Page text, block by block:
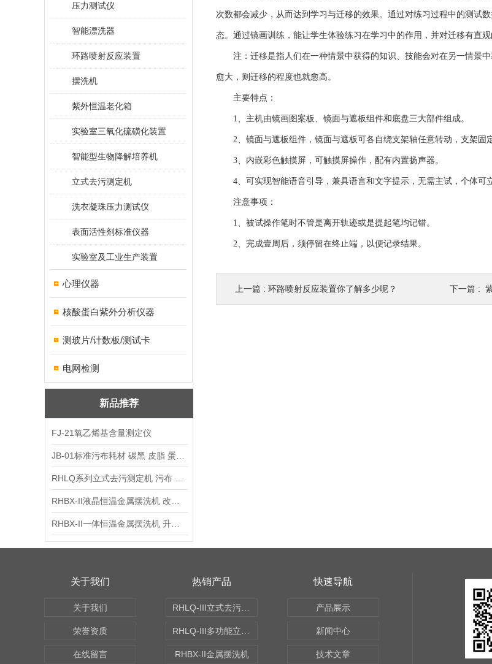
压力测试仪
智能漂洗器
环路喷射反应装置
摆洗机
紫外恒温老化箱
实验室三氧化硫磺化装置
智能型生物降解培养机
立式去污测定机
洗衣凝珠压力测试仪
表面活性剂标准仪器
实验室及工业生产装置
心理仪器
核酸蛋白紫外分析仪器
测玻片/计数板/测试卡
电网检测
新品推荐
FJ-21氧乙烯基含量测定仪
次数都会减少，从而达到学习与迁移的效果。通过对练习过程中的测试
态。通过镜画训练，能让学生体验练习在学习中的作用，并对迁移有直
注：迁移是指人们在一种情景中获得的知识、技能会对在另一情景中
愈大，则迁移的程度也就愈高。
主要特点：
1、主机由镜画图案板、镜面与遮板组件和底盘三大部件组成。
2、镜面与遮板组件，镜面与遮板可各自绕支架轴任意转动，支架固
3、内嵌彩色触摸屏，可触摸屏操作，配有内置扬声器。
4、可实现智能语音引导，兼具语言和文字提示，无需主试，个体可立
注意事项：
1、被试操作笔时不管是离开轨迹或是提起笔均记错。
2、完成壹周后，须停留在终止端，以便记录结果。
上一篇 : 环路喷射反应装置你了解多少呢？ 下一篇 :
关于我们
关于我们
荣誉资质
在线留言
热销产品
RHBX-II金属摆洗机
快速导航
产品展示
新闻中心
技术文章